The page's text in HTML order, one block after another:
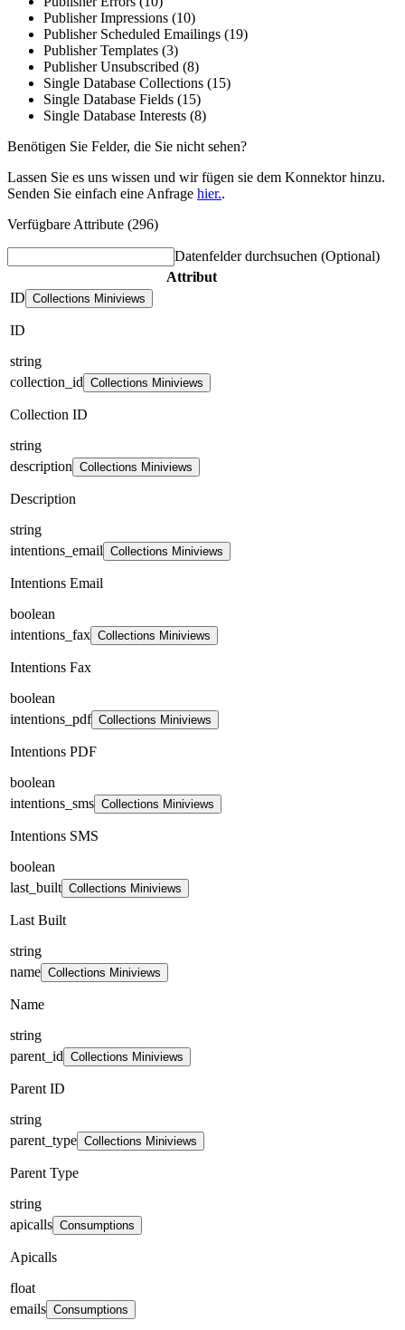
Publisher Impressions (10)
Publisher Scheduled Emailings (19)
Publisher Templates (3)
Publisher Unsubscribed (8)
Single Database Collections (15)
Single Database Fields (15)
Single Database Interests (8)
Benötigen Sie Felder, die Sie nicht sehen?
Lassen Sie es uns wissen und wir fügen sie dem Konnektor hinzu.
Senden Sie einfach eine Anfrage hier..
Verfügbare Attribute (296)
Datenfelder durchsuchen (Optional)
Attribut
ID Collections Miniviews
ID
string
collection_id Collections Miniviews
Collection ID
string
description Collections Miniviews
Description
string
intentions_email Collections Miniviews
Intentions Email
boolean
intentions_fax Collections Miniviews
Intentions Fax
boolean
intentions_pdf Collections Miniviews
Intentions PDF
boolean
intentions_sms Collections Miniviews
Intentions SMS
boolean
last_built Collections Miniviews
Last Built
string
name Collections Miniviews
Name
string
parent_id Collections Miniviews
Parent ID
string
parent_type Collections Miniviews
Parent Type
string
apicalls Consumptions
Apicalls
float
emails Consumptions